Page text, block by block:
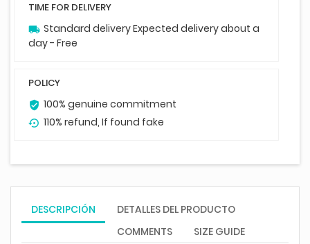
TIME FOR DELIVERY
local_shipping Standard delivery Expected delivery about a
day - Free
POLICY
verified_user 100% genuine commitment
settings_backup_restore 110% refund, If found fake
DESCRIPCIÓN
DETALLES DEL PRODUCTO
COMMENTS
SIZE GUIDE